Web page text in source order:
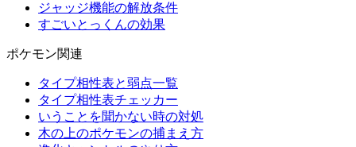
ジャッジ機能の解放条件
すごいとっくんの効果
ポケモン関連
タイプ相性表と弱点一覧
タイプ相性表チェッカー
いうことを聞かない時の対処
木の上のポケモンの捕まえ方